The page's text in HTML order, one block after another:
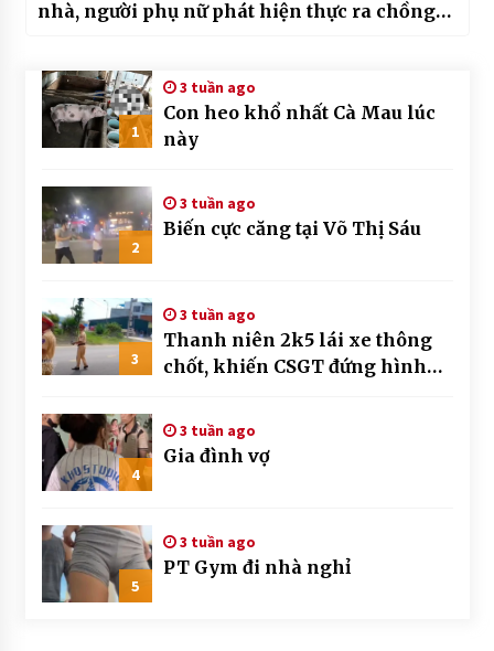
nhà, người phụ nữ phát hiện thực ra chồng
1
3 tuần ago
Con heo khổ nhất Cà Mau lúc
này
2
3 tuần ago
Biến cực căng tại Võ Thị Sáu
3
3 tuần ago
Thanh niên 2k5 lái xe thông
chốt, khiến CSGT đứng hình
4
3 tuần ago
Gia đình vợ
5
3 tuần ago
PT Gym đi nhà nghỉ